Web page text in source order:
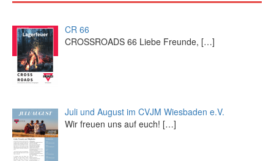
CR 66
CROSSROADS 66 Liebe Freunde, […]
Juli und August im CVJM Wiesbaden e.V.
Wir freuen uns auf euch! […]